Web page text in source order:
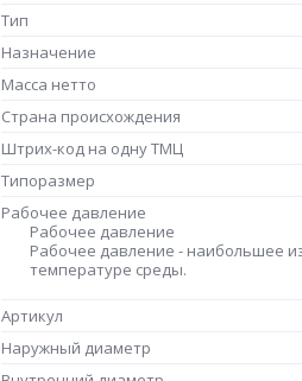
Тип
Назначение
Масса нетто
Страна происхождения
Штрих-код на одну ТМЦ
Типоразмер
Рабочее давление
Рабочее давление
Рабочее давление - наибольшее
температуре среды.
Артикул
Наружный диаметр